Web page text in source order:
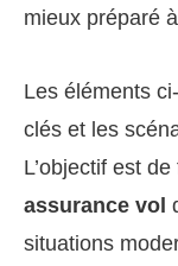
mieux préparé
Les éléments
clés et les
L’objectif est
assurance vol
situations